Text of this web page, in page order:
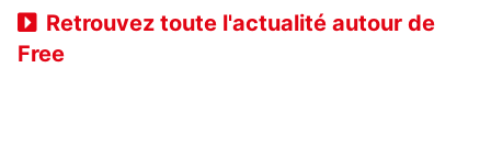
Retrouvez toute l'actualité autour de
Free